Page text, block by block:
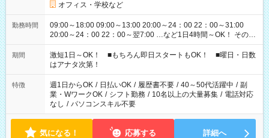
オフィス・学校など
勤務時間
09:00～18:00 09:00～13:00 20:00～24：00 22：00～31:00
20:00～24：00 22：00～翌7:00 …など1日4時間～OK！ その他
シフトもございます！ お気軽にご相談ください！
期間
激短1日～OK！ ■もちろん即日スタートもOK！ ■曜日・日数
はアナタ次第！
特徴 週1日からOK / 日払いOK / 履歴書不要 / 40～50代活躍中 / 副
業・WワークOK / シフト勤務 / 10名以上の大量募集 / 電話対応
なし / パソコンスキル不要
気になる！ 応募する 詳細へ